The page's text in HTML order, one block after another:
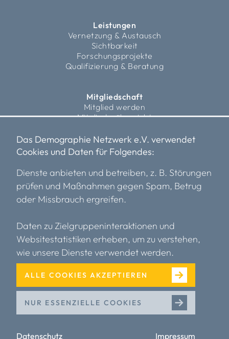
Leistungen
Vernetzung & Austausch
Sichtbarkeit
Forschungsprojekte
Qualifizierung & Beratung
Mitgliedschaft
Mitglied werden
Mitgliederübersicht
Über uns
Vorstand
Team
Transparenz
Einblicke
Mitglieder
Presse
Podcasts
Gute Praxis
Videos
Das Demographie Netzwerk e.V. verwendet
Cookies und Daten für Folgendes:
Dienste anbieten und betreiben, z. B. Störungen
prüfen und Maßnahmen gegen Spam, Betrug
oder Missbrauch ergreifen.
Daten zu Zielgruppeninteraktionen und
Websitestatistiken erheben, um zu verstehen,
wie unsere Dienste verwendet werden.
ALLE COOKIES AKZEPTIEREN
NUR ESSENZIELLE COOKIES
Datenschutz Impressum